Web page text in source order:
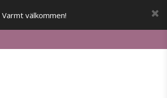
välkommen!